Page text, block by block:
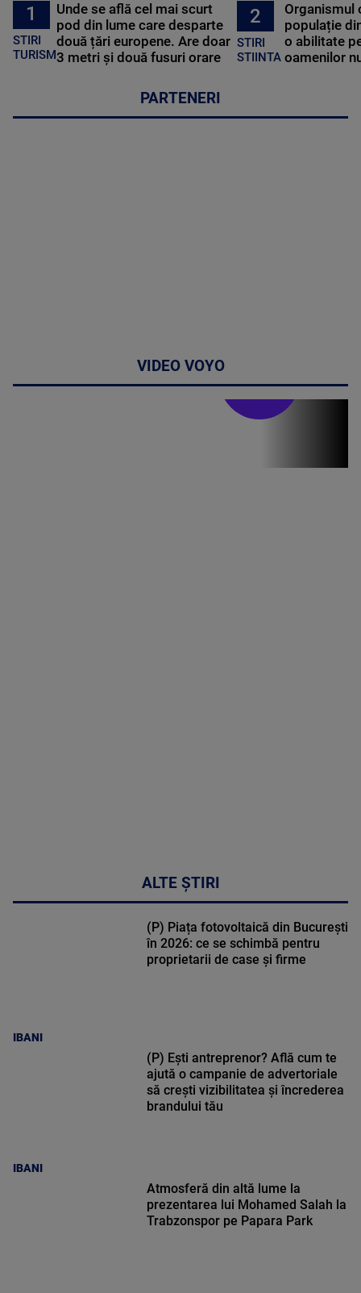
1
STIRI
TURISM
Unde se află cel mai scurt
pod din lume care desparte
două țări europene. Are doar
3 metri și două fusuri orare
2
STIRI
STIINTA
Organismul
populație
o abilitate
oamenilor
PARTENERI
VIDEO VOYO
ALTE ȘTIRI
IBANI
(P) Piața fotovoltaică din București
în 2026: ce se schimbă pentru
proprietarii de case și firme
IBANI
(P) Ești antreprenor? Află cum te
ajută o campanie de advertoriale
să crești vizibilitatea și încrederea
brandului tău
Atmosferă din altă lume la
prezentarea lui Mohamed Salah la
Trabzonspor pe Papara Park